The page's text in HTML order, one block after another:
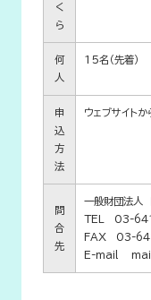
く
ら
何
人
15名（先着）
申
込
方
法
ウェブサイト
問
合
先
一般財団法人
TEL 03-
FAX 03-
E-mail